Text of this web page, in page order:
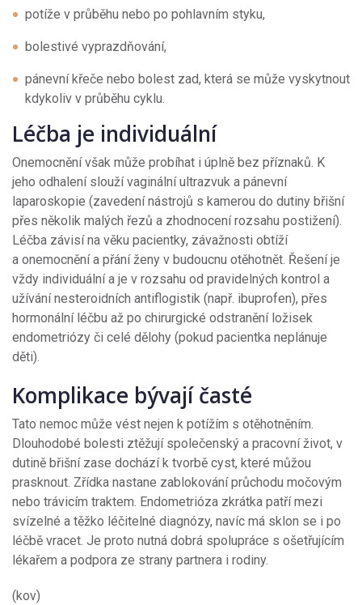
potíže v průběhu nebo po pohlavním styku,
bolestivé vyprazdňování,
pánevní křeče nebo bolest zad, která se může vyskytnout
kdykoliv v průběhu cyklu.
Léčba je individuální
Onemocnění však může probíhat i úplně bez příznaků. K
jeho odhalení slouží vaginální ultrazvuk a pánevní
laparoskopie (zavedení nástrojů s kamerou do dutiny břišní
přes několik malých řezů a zhodnocení rozsahu postižení).
Léčba závisí na věku pacientky, závažnosti obtíží
a onemocnění a přání ženy v budoucnu otěhotnět. Řešení je
vždy individuální a je v rozsahu od pravidelných kontrol a
užívání nesteroidních antiflogistik (např. ibuprofen), přes
hormonální léčbu až po chirurgické odstranění ložisek
endometriózy či celé dělohy (pokud pacientka neplánuje
děti).
Komplikace bývají časté
Tato nemoc může vést nejen k potížím s otěhotněním.
Dlouhodobé bolesti ztěžují společenský a pracovní život, v
dutině břišní zase dochází k tvorbě cyst, které můžou
prasknout. Zřídka nastane zablokování průchodu močovým
nebo trávicím traktem. Endometrióza zkrátka patří mezi
svízelné a těžko léčitelné diagnózy, navíc má sklon se i po
léčbě vracet. Je proto nutná dobrá spolupráce s ošetřujícím
lékařem a podpora ze strany partnera i rodiny.
(kov)